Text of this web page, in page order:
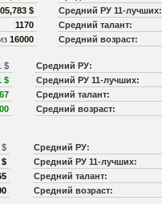
$
1170
16000
Средний РУ 11-лучших:
Средний талант:
Средний возраст:
$
$
Средний РУ:
Средний РУ 11-лучших:
Средний талант:
Средний возраст:
$
$
Средний РУ:
Средний РУ 11-лучших:
Средний талант:
Средний возраст: